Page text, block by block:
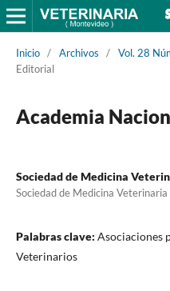
Inicio / Archivos / Vol. 28
Editorial
Academia
Sociedad de Medicina
Sociedad de Medicina Veterinaria
Palabras clave: Asociaciones
Veterinarios